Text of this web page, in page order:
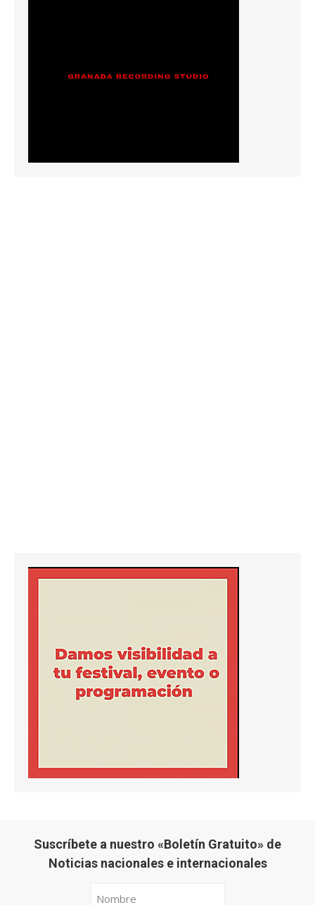
Suscríbete a nuestro «Boletín Gratuito» de
Noticias nacionales e internacionales